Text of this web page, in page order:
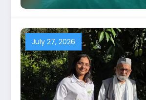
July 27, 2026